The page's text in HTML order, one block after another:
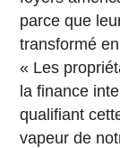
parce que
transformé
« Les
la finance
qualifiant
vapeur de